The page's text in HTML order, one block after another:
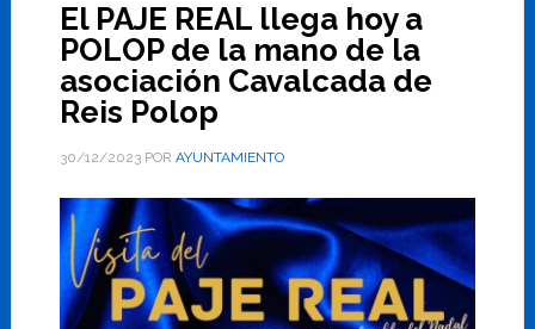
El PAJE REAL llega hoy a
POLOP de la mano de la
asociación Cavalcada de
Reis Polop
30/12/2023POR AYUNTAMIENTO